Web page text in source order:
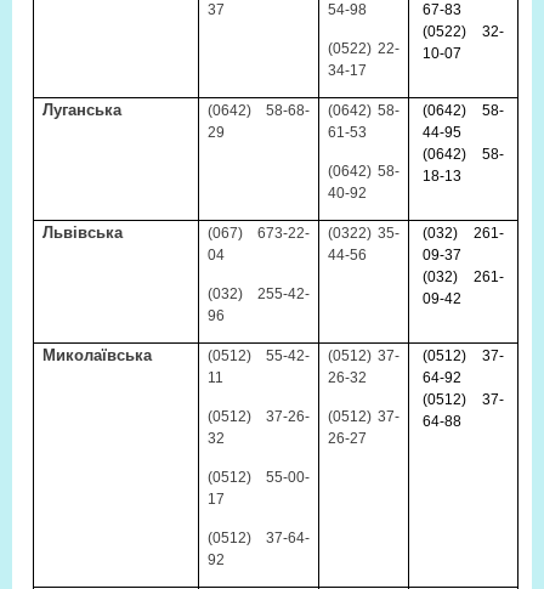
37 54-98
(0522) 22-
34-17
67-83
(0522) 32-
10-07
Луганська
(0642) 58-68-
29
(0642) 58-
61-53
(0642) 58-
40-92
(0642) 58-
44-95
(0642) 58-
18-13
Львівська
(067) 673-22-
04
(032) 255-42-
96
(0322) 35-
44-56
(032) 261-
09-37
(032) 261-
09-42
Миколаївська
(0512) 55-42-
11
(0512) 37-26-
32
(0512) 55-00-
17
(0512) 37-64-
92
(0512) 37-
26-32
(0512) 37-
26-27
(0512) 37-
64-92
(0512) 37-
64-88